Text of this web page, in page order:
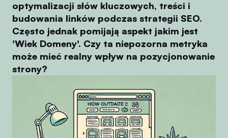
optymalizacji słów kluczowych, treści i
budowania linków podczas strategii SEO.
Często jednak pomijają aspekt jakim jest
'Wiek Domeny'. Czy ta niepozorna metryka
może mieć realny wpływ na pozycjonowanie
strony?